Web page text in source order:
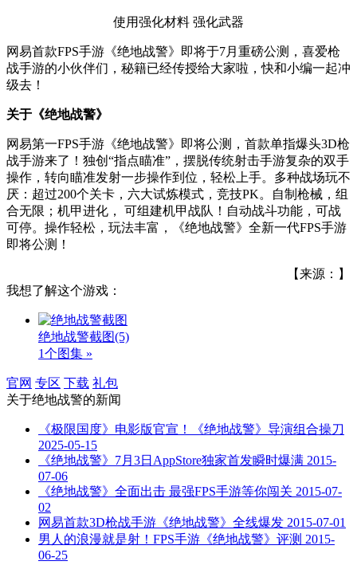
使用强化材料 强化武器
网易首款FPS手游《绝地战警》即将于7月重磅公测，喜爱枪
战手游的小伙伴们，秘籍已经传授给大家啦，快和小编一起冲
级去！
关于《绝地战警》
网易第一FPS手游《绝地战警》即将公测，首款单指爆头3D枪
战手游来了！独创“指点瞄准”，摆脱传统射击手游复杂的双手
操作，转向瞄准发射一步操作到位，轻松上手。多种战场玩不
厌：超过200个关卡，六大试炼模式，竞技PK。自制枪械，组
合无限；机甲进化， 可组建机甲战队！自动战斗功能，可战
可停。操作轻松，玩法丰富，《绝地战警》全新一代FPS手游
即将公测！
【来源：】
我想了解这个游戏：
绝地战警截图(5)
1个图集 »
官网 专区 下载 礼包
关于绝地战警的新闻
《极限国度》电影版官宣！《绝地战警》导演组合操刀
2025-05-15
《绝地战警》7月3日AppStore独家首发瞬时爆满 2015-
07-06
​《绝地战警》全面出击 最强FPS手游等你闯关 2015-07-
02
网易首款3D枪战手游《绝地战警》全线爆发 2015-07-01
男人的浪漫就是射！FPS手游《绝地战警》评测 2015-
06-25